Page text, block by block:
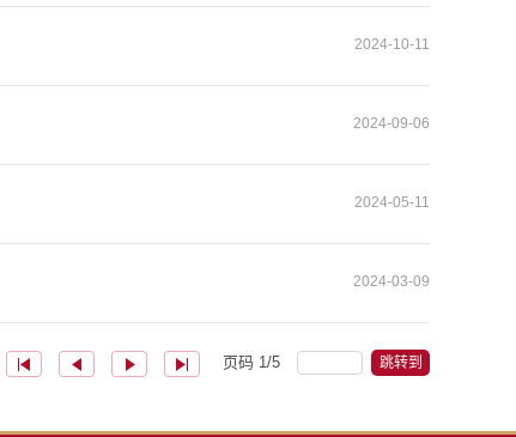
2024-10-11
2024-09-06
2024-05-11
2024-03-09
页码 1/5 跳转到